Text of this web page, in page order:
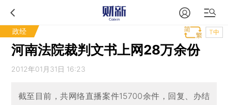
政经 T中
河南法院裁判文书上网28万余份
2012年01月31日 16:23
截至目前，共网络直播案件15700余件，回复、办结